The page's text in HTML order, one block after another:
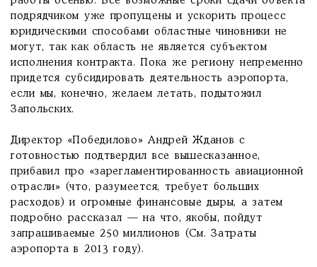
подрядчиком уже пропущены и ускорить процесс
юридическими способами областные чиновники не
могут, так как область не является субъектом
исполнения контракта. Пока же региону непременно
придется субсидировать деятельность аэропорта,
если мы, конечно, желаем летать, подытожил
Запольских.
Директор «Победилово» Андрей Жданов с
готовностью подтвердил все вышесказанное,
прибавил про «зарегламентированность авиационной
отрасли» (что, разумеется, требует больших
расходов) и огромные финансовые дыры, а затем
подробно рассказал — на что, якобы, пойдут
запрашиваемые 250 миллионов (См. Затраты
аэропорта в 2013 году).